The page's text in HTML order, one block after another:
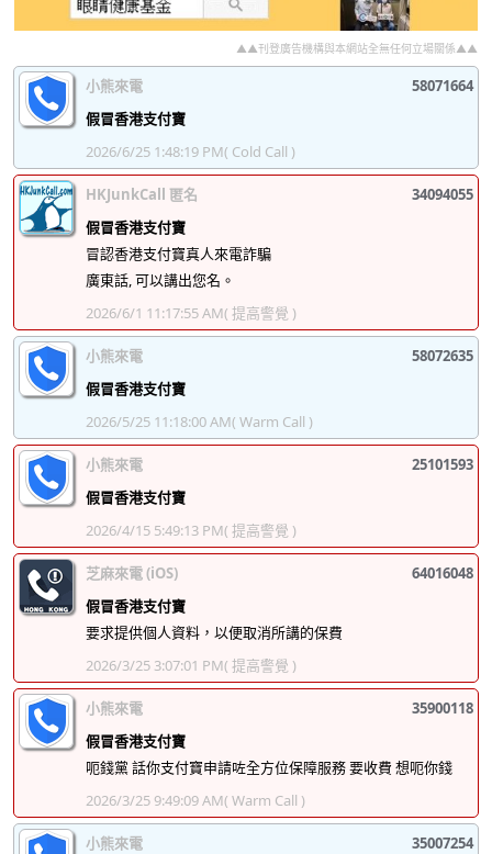
▲▲刊登廣告機構與本網站全無任何立場關係▲▲
小熊來電
58071664
假冒香港支付寶
2026/6/25 1:48:19 PM( Cold Call )
HKJunkCall 匿名
34094055
假冒香港支付寶
冒認香港支付寶真人來電詐騙
廣東話, 可以講出您名。
2026/6/1 11:17:55 AM( 提高警覺 )
小熊來電
58072635
假冒香港支付寶
2026/5/25 11:18:00 AM( Warm Call )
小熊來電
25101593
假冒香港支付寶
2026/4/15 5:49:13 PM( 提高警覺 )
芝麻來電 (iOS)
64016048
假冒香港支付寶
要求提供個人資料，以便取消所講的保費
2026/3/25 3:07:01 PM( 提高警覺 )
小熊來電
35900118
假冒香港支付寶
呃錢黨 話你支付寶申請咗全方位保障服務 要收費 想呃你錢
2026/3/25 9:49:09 AM( Warm Call )
小熊來電
35007254